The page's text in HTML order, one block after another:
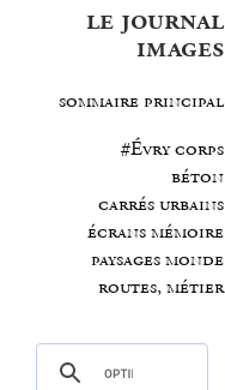
le journal
images
sommaire principal
#Évry corps
béton
carrés urbains
écrans mémoire
paysages monde
routes, métier